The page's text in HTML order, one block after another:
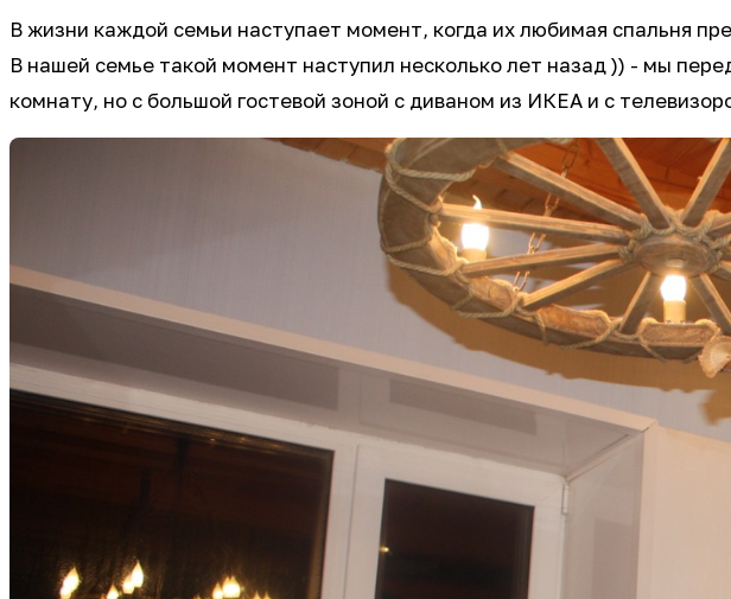
В жизни каждой семьи наступает момент, когда их любимая спальня
В нашей семье такой момент наступил несколько лет назад )) - мы
комнату, но с большой гостевой зоной с диваном из ИКЕА и с